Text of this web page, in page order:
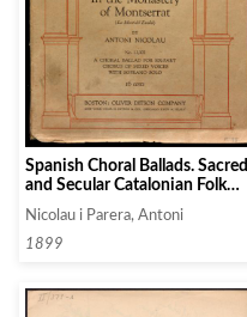
Spanish Choral Ballads. Sacred
and Secular Catalonian Folk
Montserrat (La Mort del
Escolá)
Nicolau i Parera, Antoni
1899